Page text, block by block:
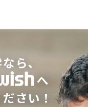
ら、
へ
さい！